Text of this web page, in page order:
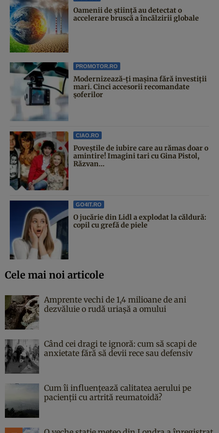
Oamenii de știință au detectat o
accelerare bruscă a încălzirii globale
PROMOTOR.RO
Modernizează-ți mașina fără investiții
mari. Cinci accesorii recomandate
șoferilor
CIAO.RO
Poveştile de iubire care au rămas doar o
amintire! Imagini tari cu Gina Pistol,
Răzvan...
GO4IT.RO
O jucărie din Lidl a explodat la căldură:
copil cu grefă de piele
Cele mai noi articole
Amprente vechi de 1,4 milioane de ani
dezvăluie o rudă uriașă a omului
Când cei dragi te ignoră: cum să scapi de
anxietate fără să devii rece sau defensiv
Cum îi influențează calitatea aerului pe
pacienții cu artrită reumatoidă?